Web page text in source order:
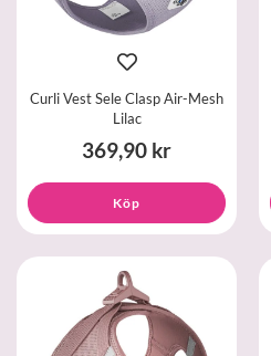
Curli Vest Sele Clasp Air-Mesh
Lilac
369,90 kr
Köp